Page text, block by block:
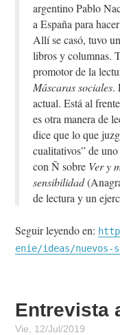
argentino Pablo
a España para
Allí se casó, tuvo
libros y columnas.
promotor de la
Máscaras sociales.
actual. Está al
es otra manera de
dice que lo que
cualitativos” de
con Ñ sobre Ver y
sensibilidad
de lectura y un
Seguir leyendo en:
enie/ideas/nuevos-
Entrevista
Vie, 12/Jul/2019